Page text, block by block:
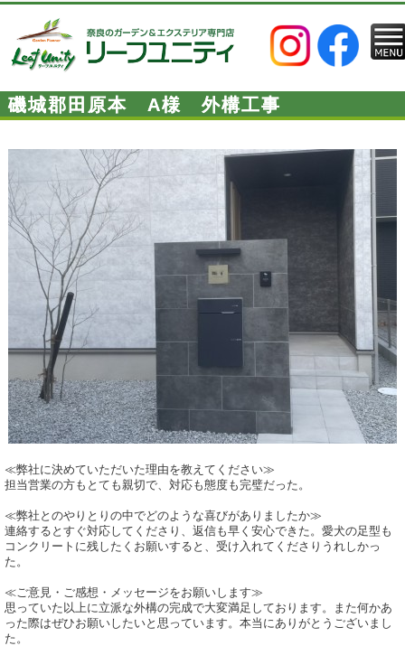
磯城郡田原本 A様 外構工事
≪弊社に決めていただいた理由を教えてください≫
担当営業の方もとても親切で、対応も態度も完璧だった。
≪弊社とのやりとりの中でどのような喜びがありましたか≫
連絡するとすぐ対応してくださり、返信も早く安心できた。愛犬の足型も
コンクリートに残したくお願いすると、受け入れてくださりうれしかっ
た。
≪ご意見・ご感想・メッセージをお願いします≫
思っていた以上に立派な外構の完成で大変満足しております。また何かあ
った際はぜひお願いしたいと思っています。本当にありがとうございまし
た。